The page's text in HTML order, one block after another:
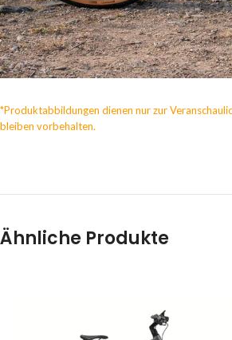
*Produktabbildungen dienen nur zur
bleiben vorbehalten.
Ähnliche Produkte